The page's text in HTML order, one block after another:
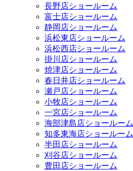
長野店ショールーム
富士店ショールーム
静岡店ショールーム
浜松東店ショールーム
浜松西店ショールーム
掛川店ショールーム
焼津店ショールーム
春日井店ショールーム
瀬戸店ショールーム
小牧店ショールーム
一宮店ショールーム
海部津島店ショールーム
知多東海店ショールーム
半田店ショールーム
刈谷店ショールーム
豊田店ショールーム